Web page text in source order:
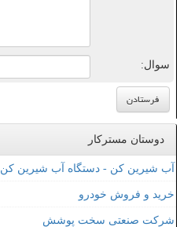
سوال:
دوستان مسترکار
آب شیرین کن - دستگاه آب شیرین کن
خرید و فروش خودرو
شرکت صنعتی سخت پوشش